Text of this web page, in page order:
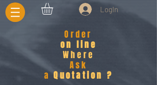
LogIn
Order
on line
Where
Ask
a Quotation ?